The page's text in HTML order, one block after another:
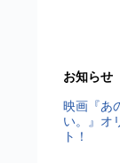
お知らせ
映画『あ
い。』オ
ト！